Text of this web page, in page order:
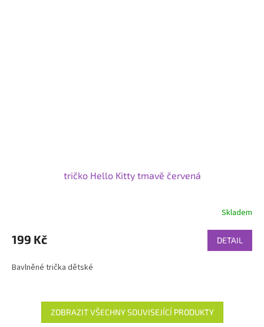
tričko Hello Kitty tmavě červená
Skladem
199 Kč DETAIL
Bavlněné trička dětské
ZOBRAZIT VŠECHNY SOUVISEJÍCÍ PRODUKTY